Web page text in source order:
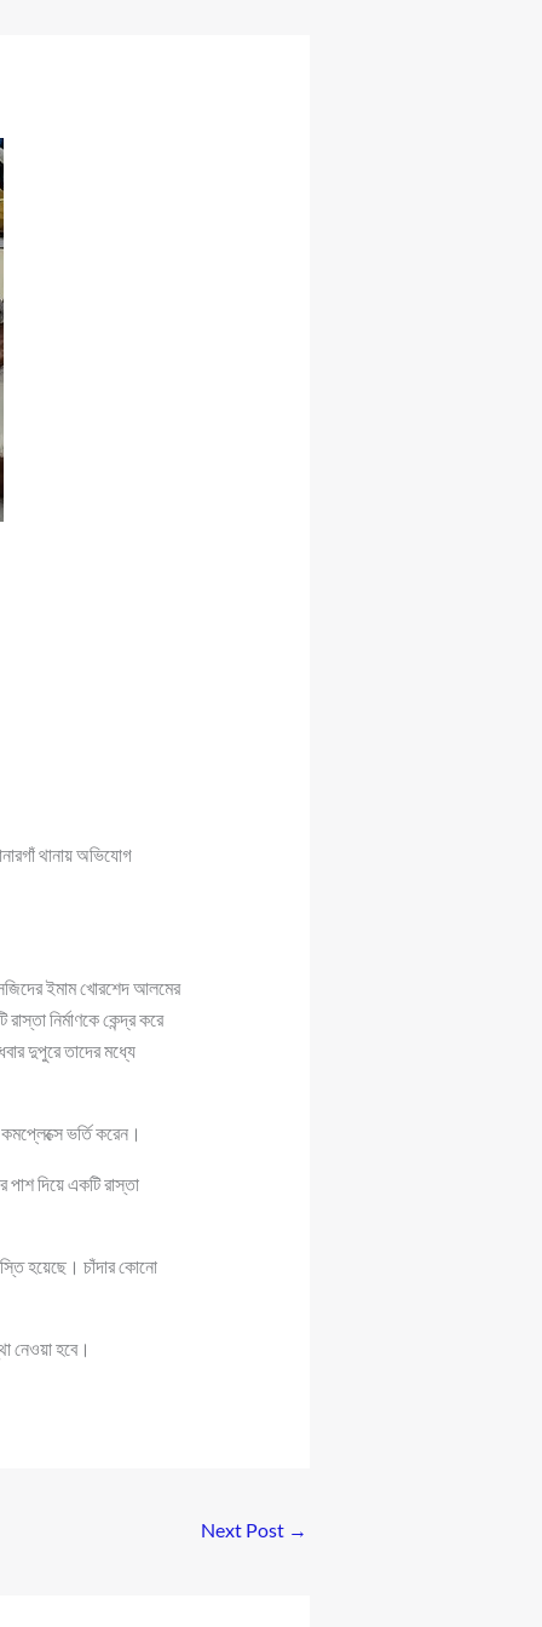
থানায় অভিযোগ
ইমাম খোরশেদ আলমের
নির্মাণকে কেন্দ্র করে
দুপুরে তাদের মধ্যে
ভর্তি করেন।
দিয়ে একটি রাস্তা
হয়েছে। চাঁদার কোনো
নেওয়া হবে।
Next Post →